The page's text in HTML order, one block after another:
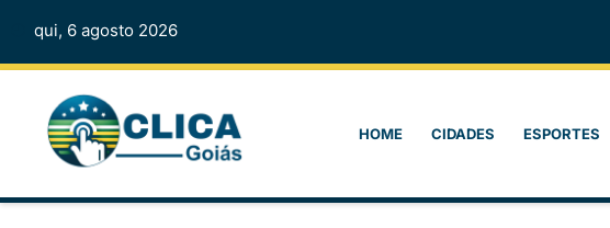
qui, 6 agosto 2026
HOME CIDADES ESPORTES